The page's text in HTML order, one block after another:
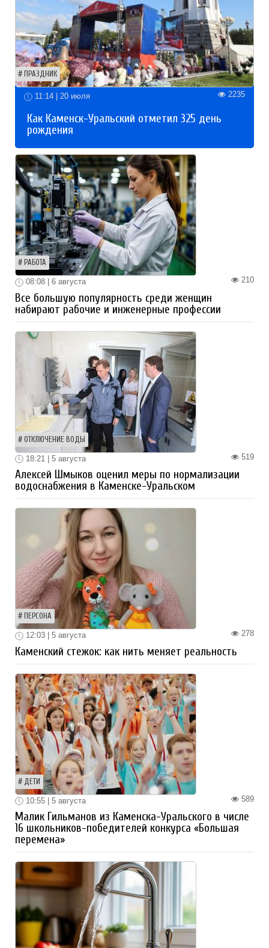
ПРАЗДНИК
11:14 | 20 июля 2235
Как Каменск-Уральский отметил 325 день
рождения
РАБОТА
210
08:08 | 6 августа
Все большую популярность среди женщин
набирают рабочие и инженерные профессии
ОТКЛЮЧЕНИЕ ВОДЫ
519
18:21 | 5 августа
Алексей Шмыков оценил меры по нормализации
водоснабжения в Каменске-Уральском
ПЕРСОНА
278
12:03 | 5 августа
Каменский стежок: как нить меняет реальность
ДЕТИ
589
10:55 | 5 августа
Малик Гильманов из Каменска-Уральского в числе
16 школьников-победителей конкурса «Большая
перемена»